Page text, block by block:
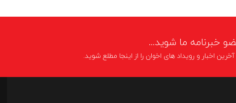
خبرنامه ما شوید...
آخرین اخبار و رویداد های اخوان را از اینجا مطلع شوید.